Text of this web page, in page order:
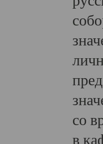
со
в